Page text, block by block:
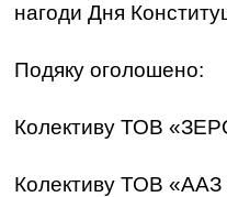
нагоди Дня
Подяку оголошено:
Колективу ТОВ
Колективу ТОВ